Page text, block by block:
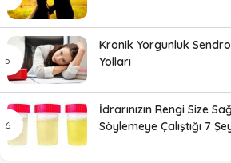
Kronik Yorgunluk
Yolları
İdrarınızın Rengi Size
Söylemeye Çalıştığı 7